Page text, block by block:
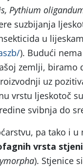
Pythium
suzbijanja
u
). Budući
zemlji, biramo
uz
vrstu ljeskotoč
svibnja do
pa tako i
vrsta
). Stjenice